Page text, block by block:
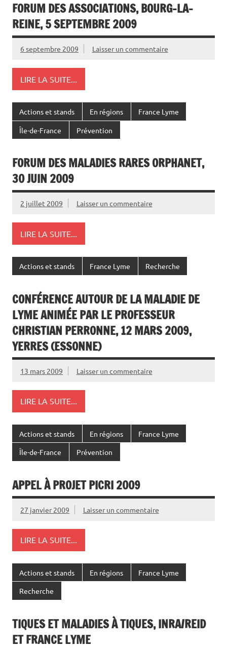
FORUM DES ASSOCIATIONS, BOURG-LA-
REINE, 5 SEPTEMBRE 2009
6 septembre 2009 Laisser un commentaire
LIRE LA SUITE...
Actions et stands En régions France Lyme
Île-de-France Prévention
FORUM DES MALADIES RARES ORPHANET,
30 JUIN 2009
2 juillet 2009 Laisser un commentaire
LIRE LA SUITE...
Actions et stands France Lyme Recherche
CONFÉRENCE AUTOUR DE LA MALADIE DE
LYME ANIMÉE PAR LE PROFESSEUR
CHRISTIAN PERRONNE, 12 MARS 2009,
YERRES (ESSONNE)
13 mars 2009 Laisser un commentaire
LIRE LA SUITE...
Actions et stands En régions France Lyme
Île-de-France Prévention
APPEL À PROJET PICRI 2009
27 janvier 2009 Laisser un commentaire
LIRE LA SUITE...
Actions et stands En régions France Lyme
Recherche
TIQUES ET MALADIES À TIQUES, INRA/REID
ET FRANCE LYME